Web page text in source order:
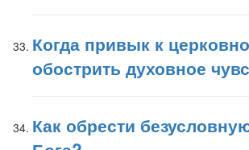
Когда привык к
обострить духовное
Как обрести